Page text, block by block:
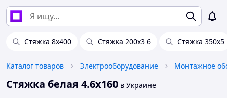
Стяжка 8х400 Стяжка 200х3 6 Стяжка 350х5
Каталог товаров Электрооборудование Монтажное
Стяжка белая 4.6х160 в Украине